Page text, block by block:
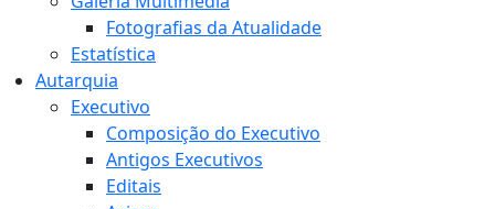
Fotografias da Atualidade
Estatística
Autarquia
Executivo
Composição do Executivo
Antigos Executivos
Editais